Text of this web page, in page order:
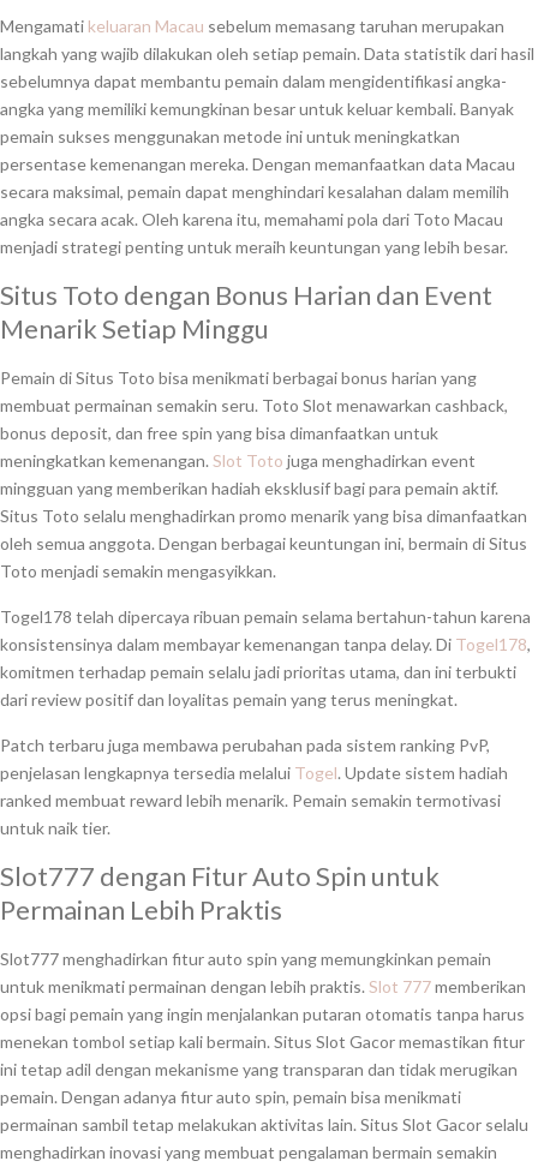
Mengamati keluaran Macau sebelum memasang taruhan merupakan
langkah yang wajib dilakukan oleh setiap pemain. Data statistik dari hasil
sebelumnya dapat membantu pemain dalam mengidentifikasi angka-
angka yang memiliki kemungkinan besar untuk keluar kembali. Banyak
pemain sukses menggunakan metode ini untuk meningkatkan
persentase kemenangan mereka. Dengan memanfaatkan data Macau
secara maksimal, pemain dapat menghindari kesalahan dalam memilih
angka secara acak. Oleh karena itu, memahami pola dari Toto Macau
menjadi strategi penting untuk meraih keuntungan yang lebih besar.
Situs Toto dengan Bonus Harian dan Event
Menarik Setiap Minggu
Pemain di Situs Toto bisa menikmati berbagai bonus harian yang
membuat permainan semakin seru. Toto Slot menawarkan cashback,
bonus deposit, dan free spin yang bisa dimanfaatkan untuk
meningkatkan kemenangan. Slot Toto juga menghadirkan event
mingguan yang memberikan hadiah eksklusif bagi para pemain aktif.
Situs Toto selalu menghadirkan promo menarik yang bisa dimanfaatkan
oleh semua anggota. Dengan berbagai keuntungan ini, bermain di Situs
Toto menjadi semakin mengasyikkan.
Togel178 telah dipercaya ribuan pemain selama bertahun-tahun karena
konsistensinya dalam membayar kemenangan tanpa delay. Di Togel178,
komitmen terhadap pemain selalu jadi prioritas utama, dan ini terbukti
dari review positif dan loyalitas pemain yang terus meningkat.
Patch terbaru juga membawa perubahan pada sistem ranking PvP,
penjelasan lengkapnya tersedia melalui Togel. Update sistem hadiah
ranked membuat reward lebih menarik. Pemain semakin termotivasi
untuk naik tier.
Slot777 dengan Fitur Auto Spin untuk
Permainan Lebih Praktis
Slot777 menghadirkan fitur auto spin yang memungkinkan pemain
untuk menikmati permainan dengan lebih praktis. Slot 777memberikan
opsi bagi pemain yang ingin menjalankan putaran otomatis tanpa harus
menekan tombol setiap kali bermain. Situs Slot Gacor memastikan fitur
ini tetap adil dengan mekanisme yang transparan dan tidak merugikan
pemain. Dengan adanya fitur auto spin, pemain bisa menikmati
permainan sambil tetap melakukan aktivitas lain. Situs Slot Gacor selalu
menghadirkan inovasi yang membuat pengalaman bermain semakin